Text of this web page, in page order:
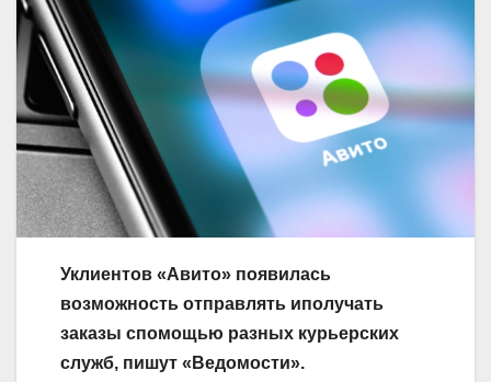
Уклиентов «Авито» появилась
возможность отправлять иполучать
заказы спомощью разных курьерских
служб, пишут «Ведомости».